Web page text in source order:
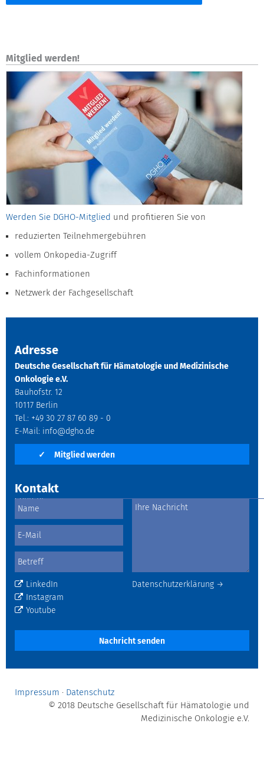
Mitglied werden!
Werden Sie DGHO-Mitglied und profitieren Sie von
reduzierten Teilnehmergebühren
vollem Onkopedia-Zugriff
Fachinformationen
Netzwerk der Fachgesellschaft
Adresse
Deutsche Gesellschaft für Hämatologie und Medizinische
Onkologie e.V.
Bauhofstr. 12
10117 Berlin
Tel.: +49 30 27 87 60 89 - 0
E-Mail: info@dgho.de
✓ Mitglied werden
Kontakt
Datenschutzerklärung →
LinkedIn
Instagram
Youtube
Nachricht senden
Impressum · Datenschutz
© 2018 Deutsche Gesellschaft für Hämatologie und
Medizinische Onkologie e.V.